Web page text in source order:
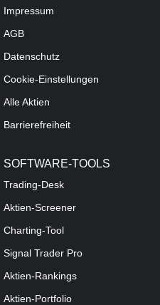
Impressum
AGB
Datenschutz
Cookie-Einstellungen
Alle Aktien
Barrierefreiheit
SOFTWARE-TOOLS
Trading-Desk
Aktien-Screener
Charting-Tool
Signal Trader Pro
Aktien-Rankings
Aktien-Portfolio